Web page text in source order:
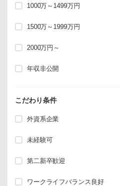
1000万～1499万円
1500万～1999万円
2000万円～
年収非公開
こだわり条件
外資系企業
未経験可
第二新卒歓迎
ワークライフバランス良好